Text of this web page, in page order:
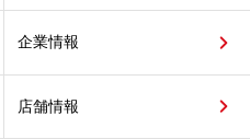
企業情報
店舗情報